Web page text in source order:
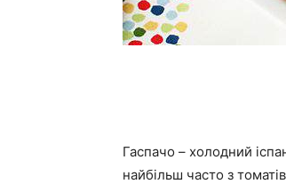
Гаспачо – холодний
найбільш часто з